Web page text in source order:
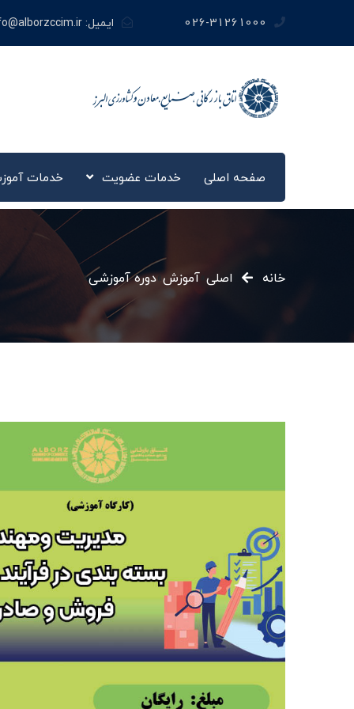
026-31261000 ایمیل:
صفحه اصلی خدمات عضویت خدمات
خانه اصلی آموزش»دوره آموزشی»